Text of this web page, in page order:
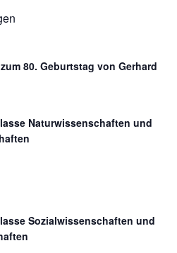
80. Geburtstag von Gerhard
Naturwissenschaften und
Sozialwissenschaften und